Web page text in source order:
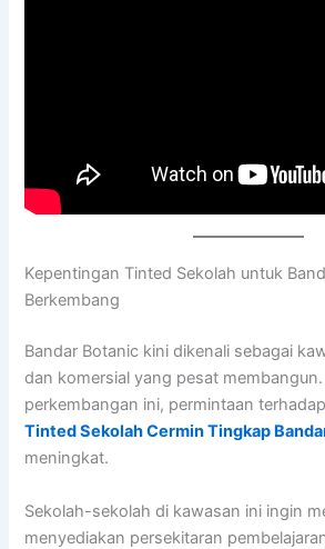
Kepentingan Tinted Sekolah untuk
Berkembang
Bandar Botanic kini dikenali sebagai
dan komersial yang pesat membangun.
perkembangan ini, permintaan
Tinted Sekolah Cermin Tingkap
meningkat.
Sekolah-sekolah di kawasan ini ingin
menyediakan persekitaran